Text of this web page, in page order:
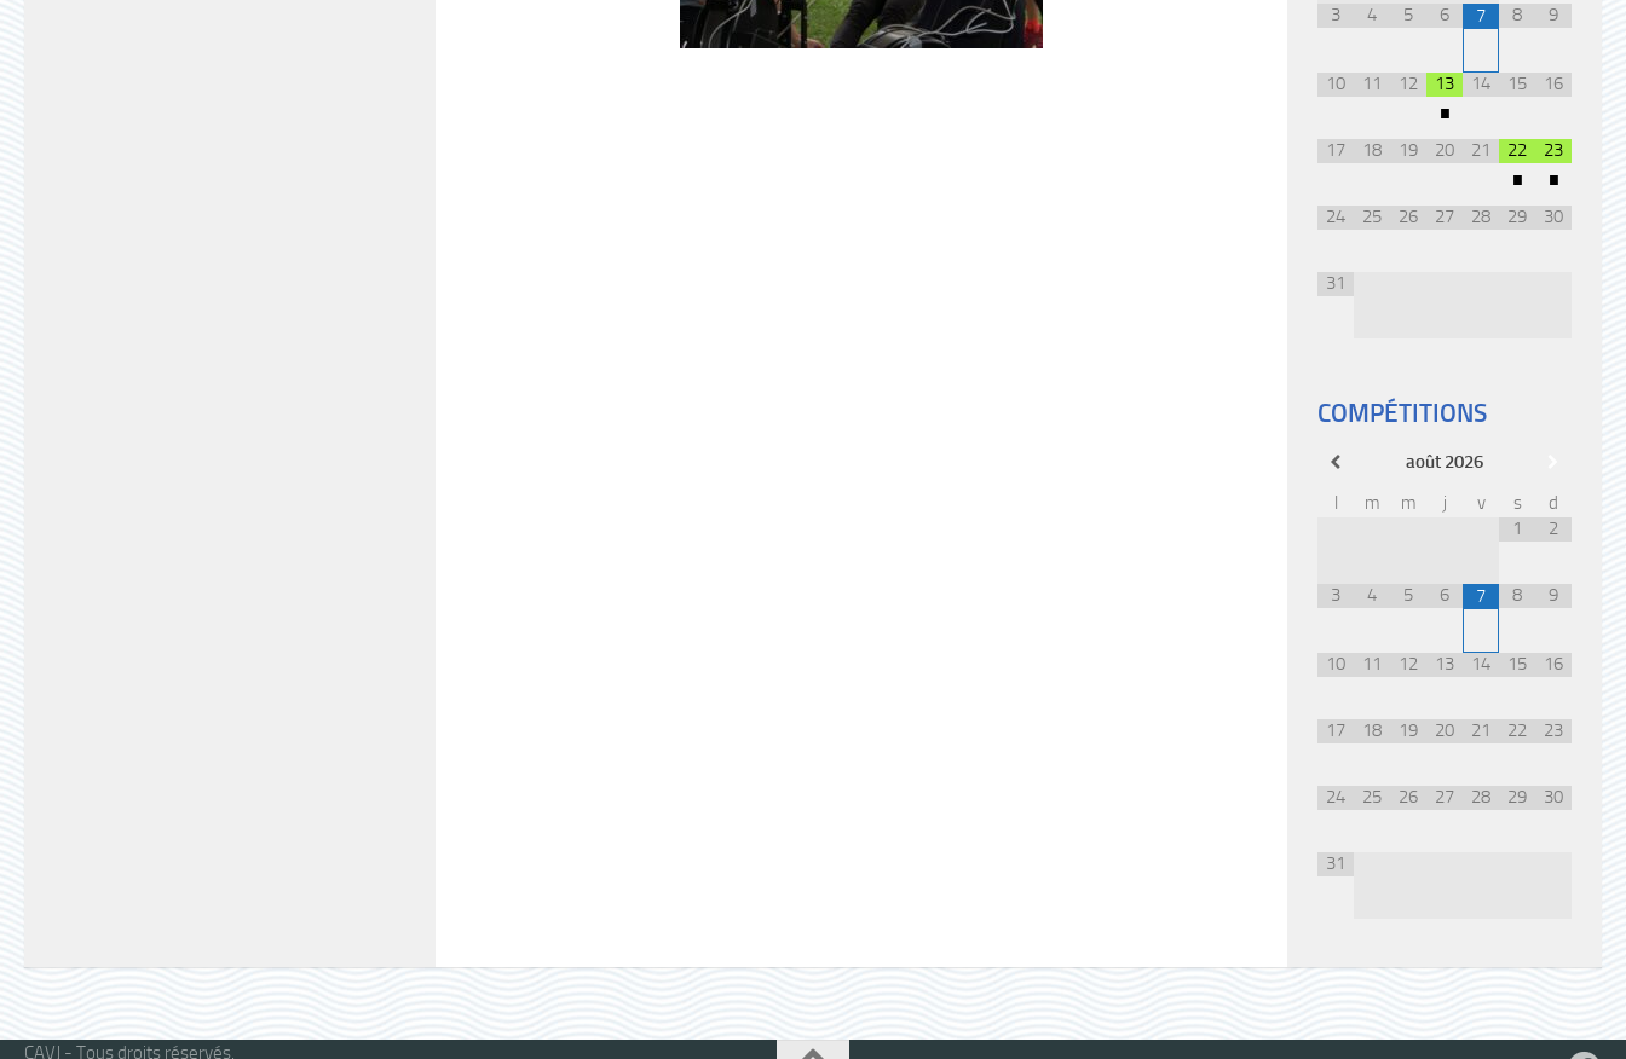
3 4 5 6 7 8 9
10 11 12 13
•
14 15 16
17 18 19 20 21 22
•
23
•
24 25 26 27 28 29 30
31
COMPÉTITIONS
août 2026
l
m m j v s
d
1
2
3 4 5 6 7 8 9
10 11 12 13 14 15 16
17 18 19 20 21 22 23
24 25 26 27 28 29 30
31
CAVJ - Tous droits réservés.